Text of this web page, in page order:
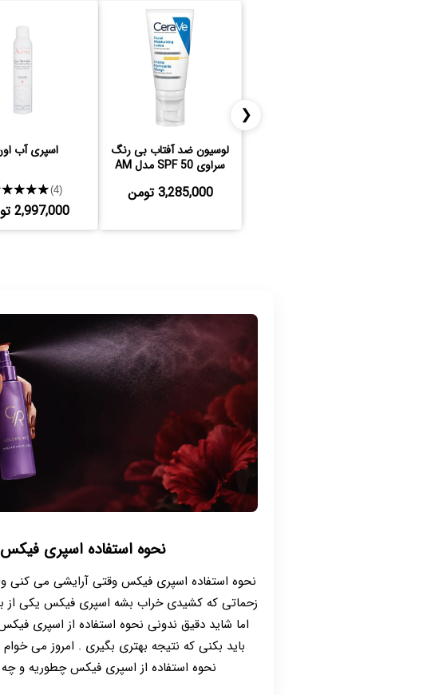
❮
لوسیون ضد آفتاب بی رنگ
سراوی SPF 50 مدل AM
3,285,000 تومن
اسپری آب
(4)
2,997,000 تومن
نحوه استفاده اسپری فیکس
نحوه استفاده اسپری فیکس وقتی آرایشی می کنی
زحماتی که کشیدی خراب بشه اسپری فیکس یکی از
اما شاید دقیق ندونی نحوه استفاده از اسپری
باید بکنی که نتیجه بهتری بگیری . امروز می
نحوه استفاده از اسپری فیکس چطوریه و چه